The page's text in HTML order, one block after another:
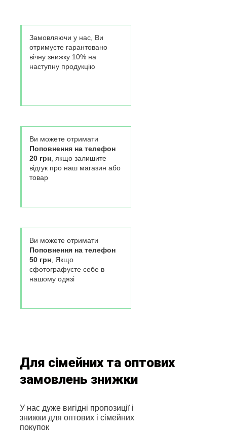
Замовляючи у нас, Ви
отримуєте гарантовано
вічну знижку 10% на
наступну продукцію
Ви можете отримати
Поповнення на телефон
20 грн, якщо залишите
відгук про наш магазин або
товар
Ви можете отримати
Поповнення на телефон
50 грн, Якщо
сфотографуєте себе в
нашому одязі
Для сімейних та оптових
замовлень знижки
У нас дуже вигідні пропозиції і
знижки для оптових і сімейних
покупок